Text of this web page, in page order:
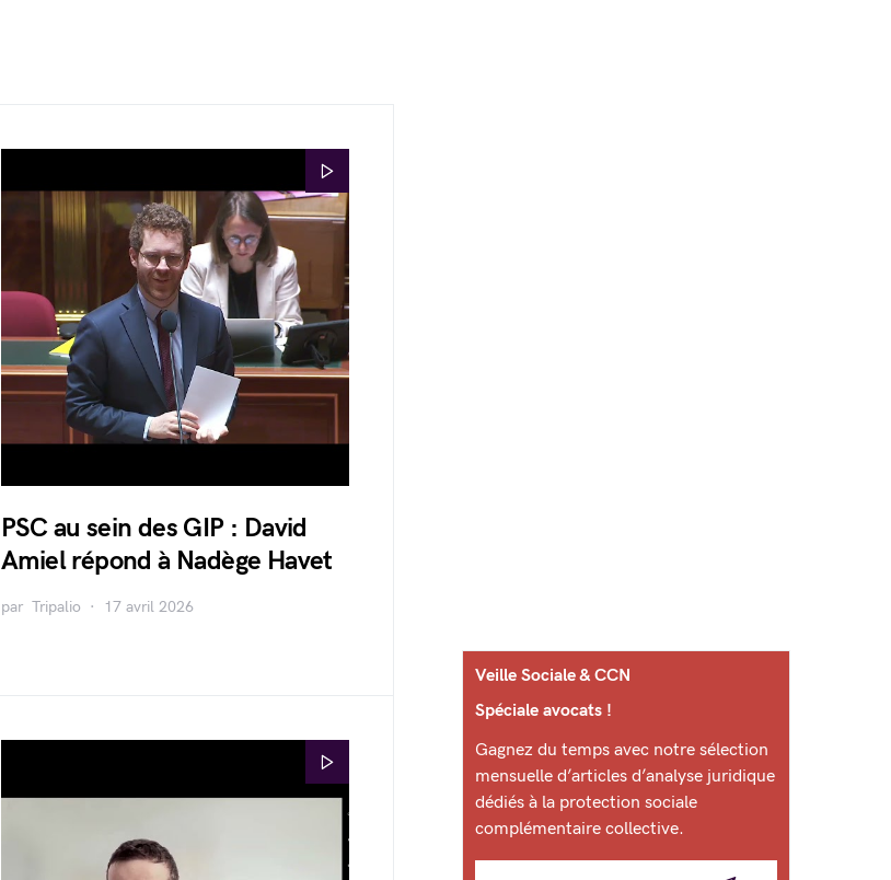
PSC au sein des GIP : David
Amiel répond à Nadège Havet
par Tripalio 17 avril 2026
Veille Sociale & CCN
Spéciale avocats !
Gagnez du temps avec notre sélection
mensuelle d’articles d’analyse juridique
dédiés à la protection sociale
complémentaire collective.